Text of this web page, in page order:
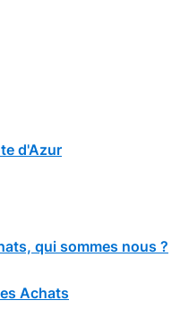
d'Azur
qui sommes nous ?
Achats